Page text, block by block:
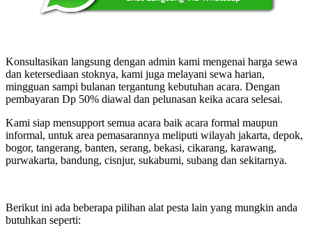
Konsultasikan langsung dengan admin kami mengenai harga sewa
dan ketersediaan stoknya, kami juga melayani sewa harian,
mingguan sampi bulanan tergantung kebutuhan acara. Dengan
pembayaran Dp 50% diawal dan pelunasan keika acara selesai.
Kami siap mensupport semua acara baik acara formal maupun
informal, untuk area pemasarannya meliputi wilayah jakarta, depok,
bogor, tangerang, banten, serang, bekasi, cikarang, karawang,
purwakarta, bandung, cisnjur, sukabumi, subang dan sekitarnya.
Berikut ini ada beberapa pilihan alat pesta lain yang mungkin anda
butuhkan seperti: